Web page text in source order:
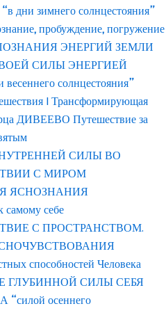
зимнего солнцестояния”
пробуждение, погружение
ЭНЕРГИЙ ЗЕМЛИ
СИЛЫ ЭНЕРГИЕЙ
солнцестояния”
| Трансформирующая
ДИВЕЕВО Путешествие за
СИЛЫ ВО
С МИРОМ
ЯСНОЗНАНИЯ
самому себе
С ПРОСТРАНСТВОМ.
способностей Человека
ГЛУБИННОЙ СИЛЫ СЕБЯ
осеннего